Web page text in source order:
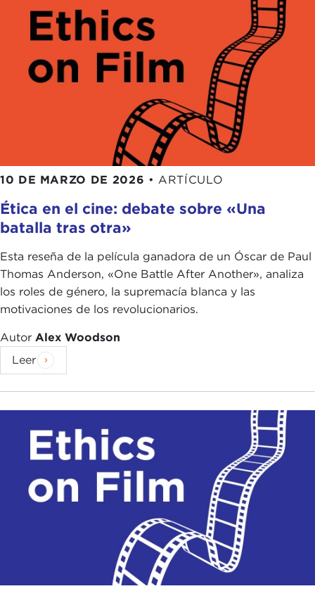
10 DE MARZO DE 2026 • ARTÍCULO
Ética en el cine: debate sobre «Una
batalla tras otra»
Esta reseña de la película ganadora de un Óscar de Paul
Thomas Anderson, «One Battle After Another», analiza
los roles de género, la supremacía blanca y las
motivaciones de los revolucionarios.
Autor Alex Woodson
Leer